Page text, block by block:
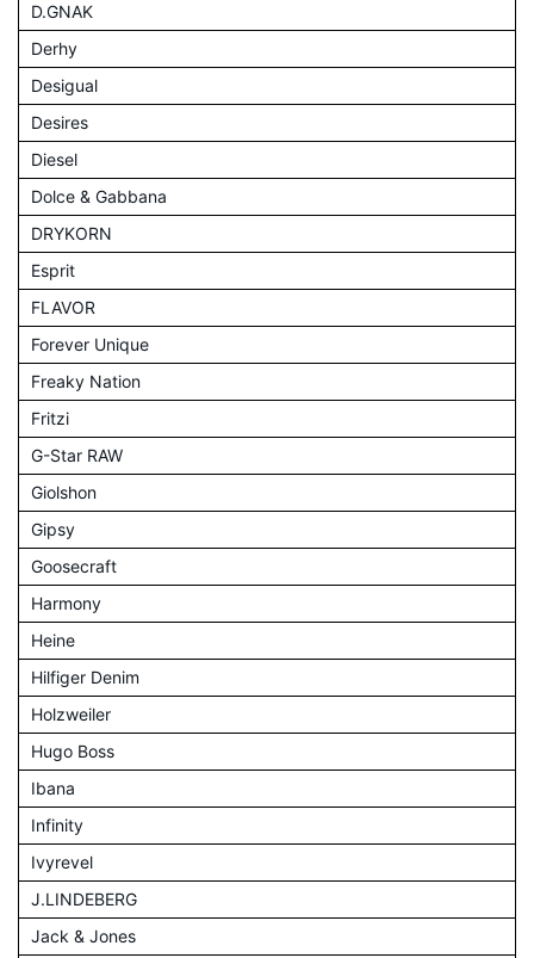
D.GNAK
Derhy
Desigual
Desires
Diesel
Dolce & Gabbana
DRYKORN
Esprit
FLAVOR
Forever Unique
Freaky Nation
Fritzi
G-Star RAW
Giolshon
Gipsy
Goosecraft
Harmony
Heine
Hilfiger Denim
Holzweiler
Hugo Boss
Ibana
Infinity
Ivyrevel
J.LINDEBERG
Jack & Jones